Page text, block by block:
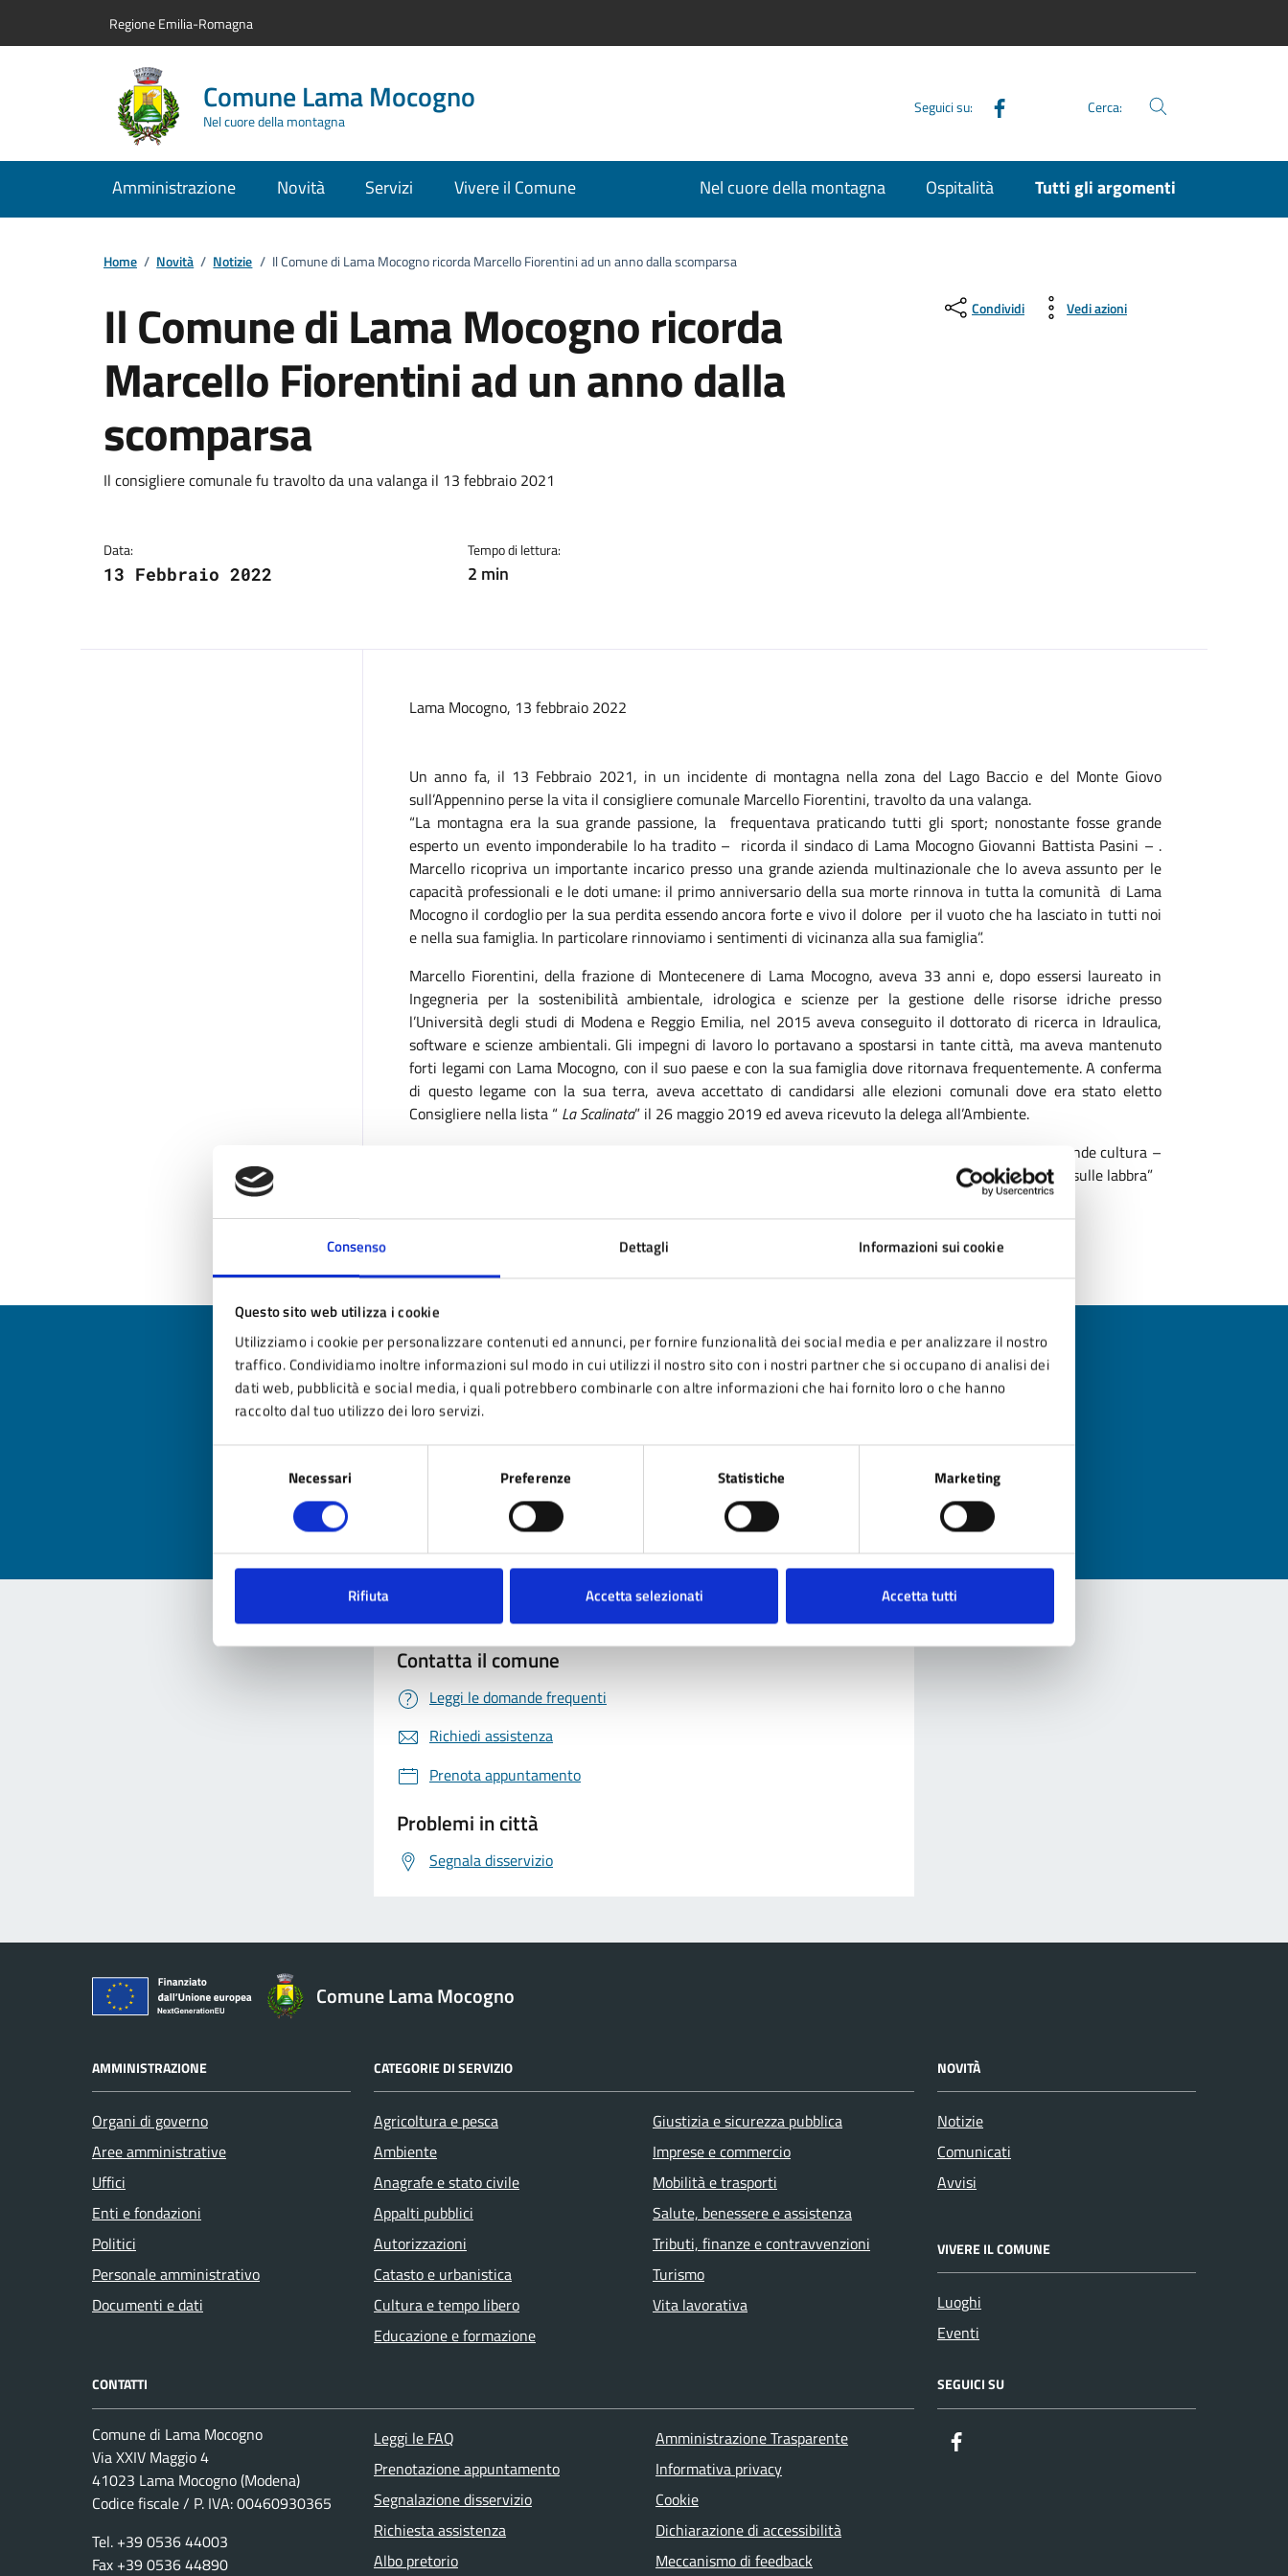
Consenso Dettagli Informazioni sui cookie
Questo sito web utilizza i cookie
Utilizziamo i cookie per personalizzare contenuti ed annunci, per fornire funzionalità dei social media e per analizzare il nostro
traffico. Condividiamo inoltre informazioni sul modo in cui utilizzi il nostro sito con i nostri partner che si occupano di analisi dei
dati web, pubblicità e social media, i quali potrebbero combinarle con altre informazioni che hai fornito loro o che hanno
raccolto dal tuo utilizzo dei loro servizi.
Necessari Preferenze Statistiche Marketing
Rifiuta Accetta selezionati Accetta tutti
Regione Emilia-Romagna
Comune Lama Mocogno
Nel cuore della montagna
Seguici su: Cerca:
Amministrazione Novità Servizi Vivere il Comune Nel cuore della montagna Ospitalità Tutti gli argomenti
Home / Novità / Notizie / Il Comune di Lama Mocogno ricorda Marcello Fiorentini ad un anno dalla scomparsa
Il Comune di Lama Mocogno ricorda
Marcello Fiorentini ad un anno dalla
scomparsa
Dettagli della notizia:
Il consigliere comunale fu travolto da una valanga il 13 febbraio 2021
Data:
13 Febbraio 2022
Tempo di lettura:
2 min
Condividi Vedi azioni
Lama Mocogno, 13 febbraio 2022
Un anno fa, il 13 Febbraio 2021, in un incidente di montagna nella zona del Lago Baccio e del Monte Giovo
sull’Appennino perse la vita il consigliere comunale Marcello Fiorentini, travolto da una valanga.
“La montagna era la sua grande passione, la frequentava praticando tutti gli sport; nonostante fosse grande
esperto un evento imponderabile lo ha tradito – ricorda il sindaco di Lama Mocogno Giovanni Battista Pasini – .
Marcello ricopriva un importante incarico presso una grande azienda multinazionale che lo aveva assunto per le
capacità professionali e le doti umane: il primo anniversario della sua morte rinnova in tutta la comunità di Lama
Mocogno il cordoglio per la sua perdita essendo ancora forte e vivo il dolore per il vuoto che ha lasciato in tutti noi
e nella sua famiglia. In particolare rinnoviamo i sentimenti di vicinanza alla sua famiglia”.
Marcello Fiorentini, della frazione di Montecenere di Lama Mocogno, aveva 33 anni e, dopo essersi laureato in
Ingegneria per la sostenibilità ambientale, idrologica e scienze per la gestione delle risorse idriche presso
l’Università degli studi di Modena e Reggio Emilia, nel 2015 aveva conseguito il dottorato di ricerca in Idraulica,
software e scienze ambientali. Gli impegni di lavoro lo portavano a spostarsi in tante città, ma aveva mantenuto
forti legami con Lama Mocogno, con il suo paese e con la sua famiglia dove ritornava frequentemente. A conferma
di questo legame con la sua terra, aveva accettato di candidarsi alle elezioni comunali dove era stato eletto
Consigliere nella lista “ La Scalinata” il 26 maggio 2019 ed aveva ricevuto la delega all’Ambiente.
“Il ricordo che conserveremo sempre di Marcello è quello di un ragazzo d’oro, molto equilibrato, di grande cultura –
conclude Pasini – . Era caro a tutti per la sua indole razionale, riflessiva e pacata sempre con il sorriso sulle labbra”
Quanto sono chiare le informazioni su questa pagina?
Valuta 5 stelle su 5
Valuta 4 stelle su 5
Valuta 3 stelle su 5
Valuta 2 stelle su 5
Valuta 1 stelle su 5
Contatta il comune
Leggi le domande frequenti
Richiedi assistenza
Prenota appuntamento
Problemi in città
Segnala disservizio
Comune Lama Mocogno
AMMINISTRAZIONE
Organi di governo
Aree amministrative
Uffici
Enti e fondazioni
Politici
Personale amministrativo
Documenti e dati
CATEGORIE DI SERVIZIO
Agricoltura e pesca
Ambiente
Anagrafe e stato civile
Appalti pubblici
Autorizzazioni
Catasto e urbanistica
Cultura e tempo libero
Educazione e formazione
Giustizia e sicurezza pubblica
Imprese e commercio
Mobilità e trasporti
Salute, benessere e assistenza
Tributi, finanze e contravvenzioni
Turismo
Vita lavorativa
NOVITÀ
Notizie
Comunicati
Avvisi
VIVERE IL COMUNE
Luoghi
Eventi
CONTATTI
Comune di Lama Mocogno
Via XXIV Maggio 4
41023 Lama Mocogno (Modena)
Codice fiscale / P. IVA: 00460930365
Tel. +39 0536 44003
Fax +39 0536 44890
Leggi le FAQ
Prenotazione appuntamento
Segnalazione disservizio
Richiesta assistenza
Albo pretorio
Amministrazione Trasparente
Informativa privacy
Cookie
Dichiarazione di accessibilità
Meccanismo di feedback
SEGUICI SU